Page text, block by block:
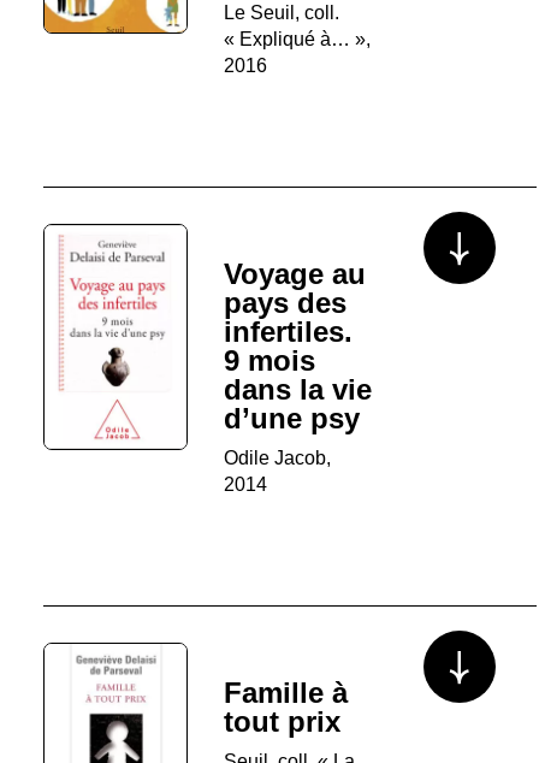
Le Seuil, coll.
« Expliqué à… »,
2016
Voyage au
pays des
infertiles.
9 mois
dans la vie
d’une psy
Odile Jacob,
2014
Voir plus/
Famille à
tout prix
Voir plus/